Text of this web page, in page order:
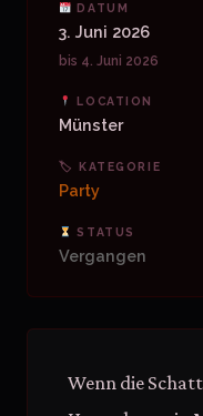
DATUM
3. Juni 2026
bis 4. Juni 2026
LOCATION
Münster
🏷 KATEGORIE
Party
STATUS
Vergangen
Wenn die